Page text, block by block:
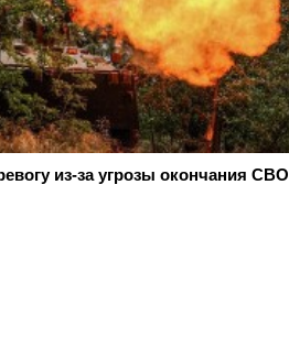
из-за угрозы окончания СВО